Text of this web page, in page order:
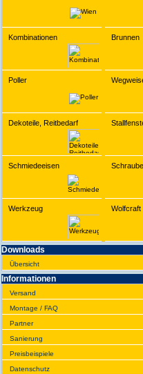
Kombinationen Brunnen
Poller
Dekoteile, Reitbedarf
Schmiedeeisen
Werkzeug Wolfcraft
Downloads
Übersicht
Infor­ma­tionen
Versand
Montage / FAQ
Partner
Sanie­rung
Preis­beispiele
Daten­schutz